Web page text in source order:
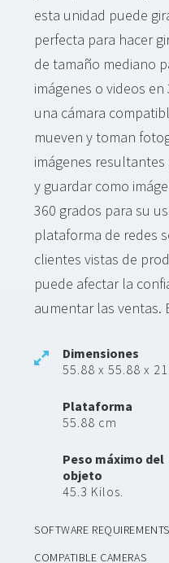
esta unidad puede
perfecta para hacer
de tamaño mediano
imágenes o videos
una cámara
mueven y toman
imágenes
y guardar como
360 grados para su
plataforma de redes
clientes vistas de
puede afectar la
aumentar las ventas.
Dimensiones
55.88 x 55.88 x
Plataforma
55.88 cm
Peso máximo del
objeto
45.3 Kilos.
SOFTWARE REQUIREMENTS
COMPATIBLE CAMERAS